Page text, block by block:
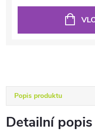
Popis produktu
Detailní